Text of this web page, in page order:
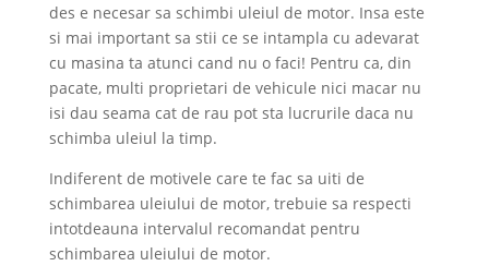
des e necesar sa schimbi uleiul de motor. Insa este
si mai important sa stii ce se intampla cu adevarat
cu masina ta atunci cand nu o faci! Pentru ca, din
pacate, multi proprietari de vehicule nici macar nu
isi dau seama cat de rau pot sta lucrurile daca nu
schimba uleiul la timp.
Indiferent de motivele care te fac sa uiti de
schimbarea uleiului de motor, trebuie sa respecti
intotdeauna intervalul recomandat pentru
schimbarea uleiului de motor.